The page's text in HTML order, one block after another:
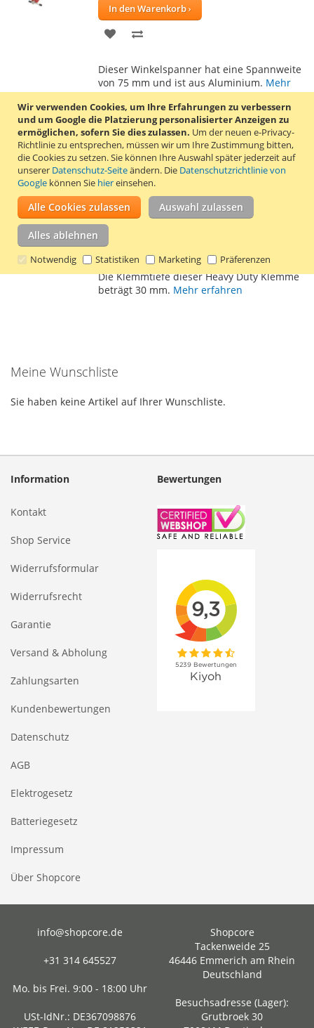
Wir verwenden Cookies, um Ihre Erfahrungen zu verbessern
und um Google die Platzierung personalisierter Anzeigen zu
ermöglichen, sofern Sie dies zulassen. Um der neuen e-Privacy-
Richtlinie zu entsprechen, müssen wir um Ihre Zustimmung bitten,
die Cookies zu setzen.Sie können Ihre Auswahl später jederzeit auf
unserer Datenschutz-Seiteändern. Die Datenschutzrichtlinie von
Google können Sie hiereinsehen.
Alle Cookies zulassen Auswahl zulassen
Alles ablehnen
Notwendig Statistiken Marketing Präferenzen
In den Warenkorb
ZUR
HINZUFÜGEN
HINZUFÜGEN
Dieser Winkelspanner hat eine Spannweite
von 75 mm und ist aus Aluminium. Mehr
erfahren
Gehrungsspanner Stanley Bailey 0-83-122
17,69 €
Inkl. 19% MwSt., zzgl.Versand
In den Warenkorb
ZUR
HINZUFÜGEN
ZUR
HINZUFÜGEN
Dieser Gehrungsspanner von Stanley
Bailey hat einen Spannbereich von 57 mm.
Die Klemmtiefe dieser Heavy Duty Klemme
beträgt 30 mm. Mehr erfahren
Meine Wunschliste
Sie haben keine Artikel auf Ihrer Wunschliste.
Information
Kontakt
Shop Service
Widerrufsformular
Widerrufsrecht
Garantie
Versand & Abholung
Zahlungsarten
Kundenbewertungen
Datenschutz
AGB
Elektrogesetz
Batteriegesetz
Impressum
Über Shopcore
Bewertungen
info@shopcore.de
+31 314 645527
Mo. bis Frei. 9:00 - 18:00 Uhr
USt-IdNr.: DE367098876
Shopcore
Tackenweide 25
46446 Emmerich am Rhein
Deutschland
Besuchsadresse (Lager):
Grutbroek 30